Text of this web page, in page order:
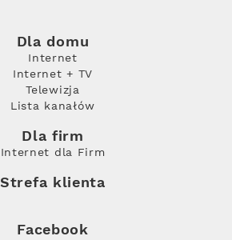
Dla domu
Internet
Internet + TV
Telewizja
Lista kanałów
Dla firm
Internet dla Firm
Strefa klienta
Facebook